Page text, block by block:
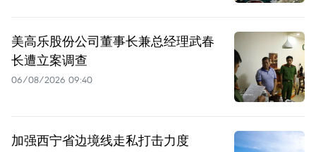
美高乐股份公司董事长兼总经理武春
长遭立案调查
06/08/2026 09:40
加强西宁省边境线走私打击力度